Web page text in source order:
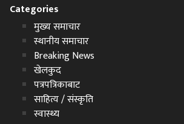
Categories
मुख्य समाचार
स्थानीय समाचार
Breaking News
खेलकुद
पत्रपत्रिकाबाट
साहित्य / संस्कृति
स्वास्थ्य